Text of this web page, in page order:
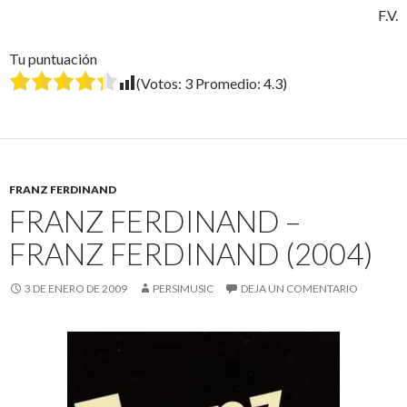
F.V.
Tu puntuación
(Votos: 3 Promedio: 4.3)
FRANZ FERDINAND
FRANZ FERDINAND –
FRANZ FERDINAND (2004)
3 DE ENERO DE 2009 PERSIMUSIC DEJA UN COMENTARIO